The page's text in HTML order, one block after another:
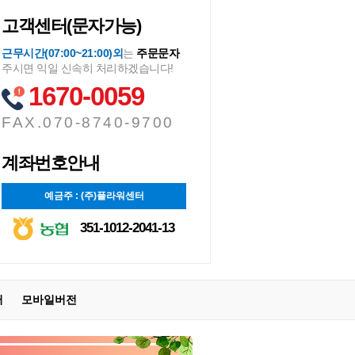
고객센터(문자가능)
근무시간(07:00~21:00)외는 주문문자
주시면 익일 신속히 처리하겠습니다!
1670-0059
FAX.070-8740-9700
계좌번호안내
예금주 : (주)플라워센터
351-1012-2041-13
모바일버전